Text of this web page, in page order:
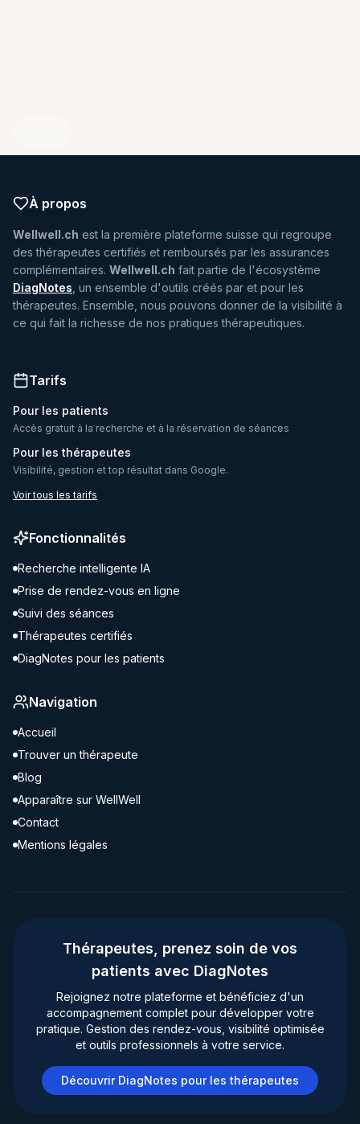
À propos
Wellwell.ch est la première plateforme suisse qui regroupe
des thérapeutes certifiés et remboursés par les assurances
complémentaires. Wellwell.ch fait partie de l'écosystème
DiagNotes , un ensemble d'outils créés par et pour les
thérapeutes. Ensemble, nous pouvons donner de la visibilité à
ce qui fait la richesse de nos pratiques thérapeutiques.
Tarifs
Pour les patients
Accès gratuit à la recherche et à la réservation de séances
Pour les thérapeutes
Visibilité, gestion et top résultat dans Google.
Voir tous les tarifs
Fonctionnalités
Recherche intelligente IA
Prise de rendez-vous en ligne
Suivi des séances
Thérapeutes certifiés
DiagNotes pour les patients
Navigation
Accueil
Trouver un thérapeute
Blog
Apparaître sur WellWell
Contact
Mentions légales
Thérapeutes, prenez soin de vos
patients avec DiagNotes
Rejoignez notre plateforme et bénéficiez d'un
accompagnement complet pour développer votre
pratique. Gestion des rendez-vous, visibilité optimisée
et outils professionnels à votre service.
Découvrir DiagNotes pour les thérapeutes